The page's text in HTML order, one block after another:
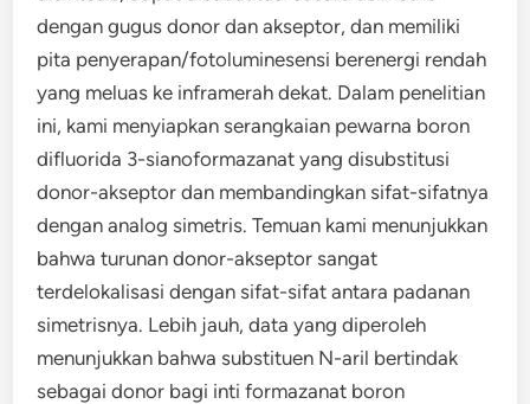
dengan gugus donor dan akseptor, dan memiliki
pita penyerapan/fotoluminesensi berenergi rendah
yang meluas ke inframerah dekat. Dalam penelitian
ini, kami menyiapkan serangkaian pewarna boron
difluorida 3-sianoformazanat yang disubstitusi
donor-akseptor dan membandingkan sifat-sifatnya
dengan analog simetris. Temuan kami menunjukkan
bahwa turunan donor-akseptor sangat
terdelokalisasi dengan sifat-sifat antara padanan
simetrisnya. Lebih jauh, data yang diperoleh
menunjukkan bahwa substituen N-aril bertindak
sebagai donor bagi inti formazanat boron